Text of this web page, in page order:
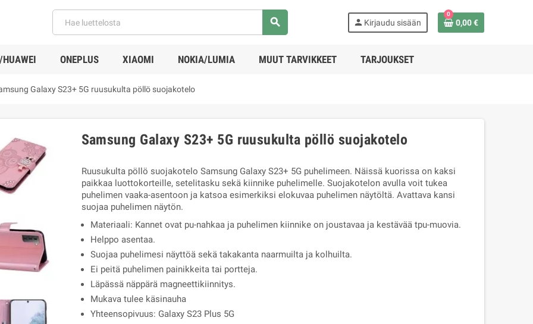
search person Kirjaudu sisään
0
0,00 €
HUAWEI ONEPLUS XIAOMI NOKIA/LUMIA MUUT TARVIKKEET TARJOUKSET
Galaxy S23+ 5G ruusukulta pöllö suojakotelo
Samsung Galaxy S23+ 5G ruusukulta pöllö suojakotelo
Ruusukulta pöllö suojakotelo Samsung Galaxy S23+ 5G puhelimeen. Näissä kuorissa on kaksi
paikkaa luottokorteille, setelitasku sekä kiinnike puhelimelle. Suojakotelon avulla voit tukea
puhelimen vaaka-asentoon ja katsoa esimerkiksi elokuvaa puhelimen näytöltä. Avattava kansi
suojaa puhelimen näytön.
Materiaali: Kannet ovat pu-nahkaa ja puhelimen kiinnike on joustavaa ja kestävää tpu-muovia.
Helppo asentaa.
Suojaa puhelimesi näyttöä sekä takakanta naarmuilta ja kolhuilta.
Ei peitä puhelimen painikkeita tai portteja.
Läpässä näppärä magneettikiinnitys.
Mukava tulee käsinauha
Yhteensopivuus: Galaxy S23 Plus 5G